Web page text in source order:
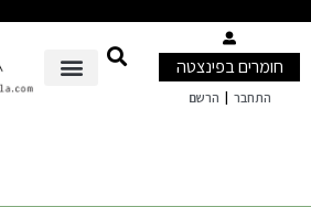
חומרים בפינצטה
התחבר | הרשם